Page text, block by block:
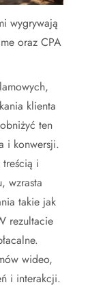
wygrywają
oraz CPA
klienta
ten
i konwersji.
i
wzrasta
takie jak
rezultacie
wideo,
i interakcji.